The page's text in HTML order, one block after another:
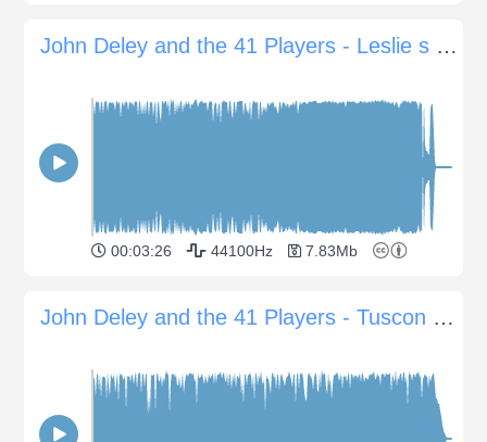
John Deley and the 41 Players - Leslie s Strut
00:03:26 44100Hz 7.83Mb
John Deley and the 41 Players - Tuscon Tease